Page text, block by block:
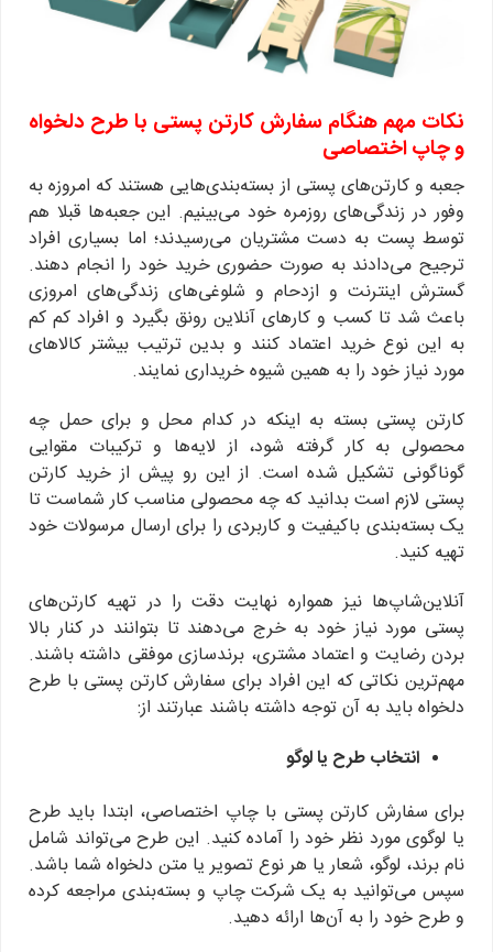
نکات مهم هنگام سفارش کارتن پستی با طرح دلخواه
و چاپ اختصاصی
جعبه و کارتن‌های پستی از بسته‌بندی‌هایی هستند که امروزه به
وفور در زندگی‌های روزمره خود می‌بینیم. این جعبه‌ها قبلا هم
توسط پست به دست مشتریان می‌رسیدند؛ اما بسیاری افراد
ترجیح می‌دادند به صورت حضوری خرید خود را انجام دهند.
گسترش اینترنت و ازدحام و شلوغی‌های زندگی‌های امروزی
باعث شد تا کسب و کارهای آنلاین رونق بگیرد و افراد کم کم
به این نوع خرید اعتماد کنند و بدین ترتیب بیشتر کالاهای
مورد نیاز خود را به همین شیوه خریداری نمایند.
کارتن پستی بسته به اینکه در کدام محل و برای حمل چه
محصولی به کار گرفته شود، از لایه‌ها و ترکیبات مقوایی
گوناگونی تشکیل شده است. از این رو پیش از خرید کارتن
پستی لازم است بدانید که چه محصولی مناسب کار شماست تا
یک بسته‌بندی باکیفیت و کاربردی را برای ارسال مرسولات خود
تهیه کنید.
آنلاین‌شاپ‌ها نیز همواره نهایت دقت را در تهیه کارتن‌های
پستی مورد نیاز خود به خرج می‌دهند تا بتوانند در کنار بالا
بردن رضایت و اعتماد مشتری، برندسازی موفقی داشته باشند.
مهم‌ترین نکاتی که این افراد برای سفارش کارتن پستی با طرح
دلخواه باید به آن توجه داشته باشند عبارتند از:
انتخاب طرح یا لوگو
برای سفارش کارتن پستی با چاپ اختصاصی، ابتدا باید طرح
یا لوگوی مورد نظر خود را آماده کنید. این طرح می‌تواند شامل
نام برند، لوگو، شعار یا هر نوع تصویر یا متن دلخواه شما باشد.
سپس می‌توانید به یک شرکت چاپ و بسته‌بندی مراجعه کرده
و طرح خود را به آن‌ها ارائه دهید.